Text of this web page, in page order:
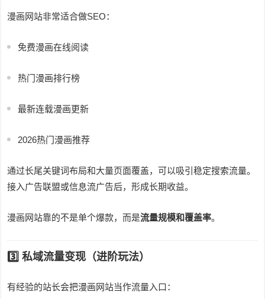
漫画网站非常适合做SEO：
免费漫画在线阅读
热门漫画排行榜
最新连载漫画更新
2026热门漫画推荐
通过长尾关键词布局和大量页面覆盖，可以吸引稳定搜索流量。
接入广告联盟或信息流广告后，形成长期收益。
漫画网站靠的不是单个爆款，而是流量规模和覆盖率。
3️⃣ 私域流量变现（进阶玩法）
有经验的站长会把漫画网站当作流量入口：